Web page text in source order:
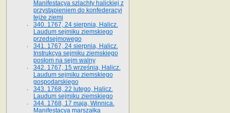
Manifestacya szlachty halickiej z
przystąpieniem do konfederacyi
tejże ziemi
340. 1767, 24 sierpnia, Halicz.
Laudum sejmiku ziemskiego
przedsejmowego
341. 1767, 24 sierpnia, Halicz.
Instrukcya sejmiku ziemskiego
posłom na sejm walny
342. 1767, 15 września, Halicz.
Laudum sejmiku ziemskiego
gospodarskiego
343. 1768, 22 lutego, Halicz.
Laudum sejmiku ziemskiego
344. 1768, 17 maja, Winnica.
Manifestacya marszałka